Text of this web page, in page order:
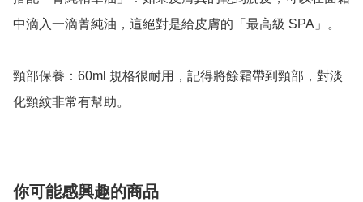
中滴入一滴菁純油，這絕對是給皮膚的「最高級 SPA」。
頸部保養：60ml 規格很耐用，記得將餘霜帶到頸部，對淡
化頸紋非常有幫助。
你可能感興趣的商品